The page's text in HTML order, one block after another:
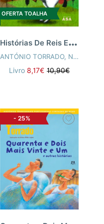
OFERTA TOALHA
H
istórias De Reis E Princesas
ANTÓNIO TORRADO, NUNO CRUZ
Livro 8,17€ 10,90€
- 25%